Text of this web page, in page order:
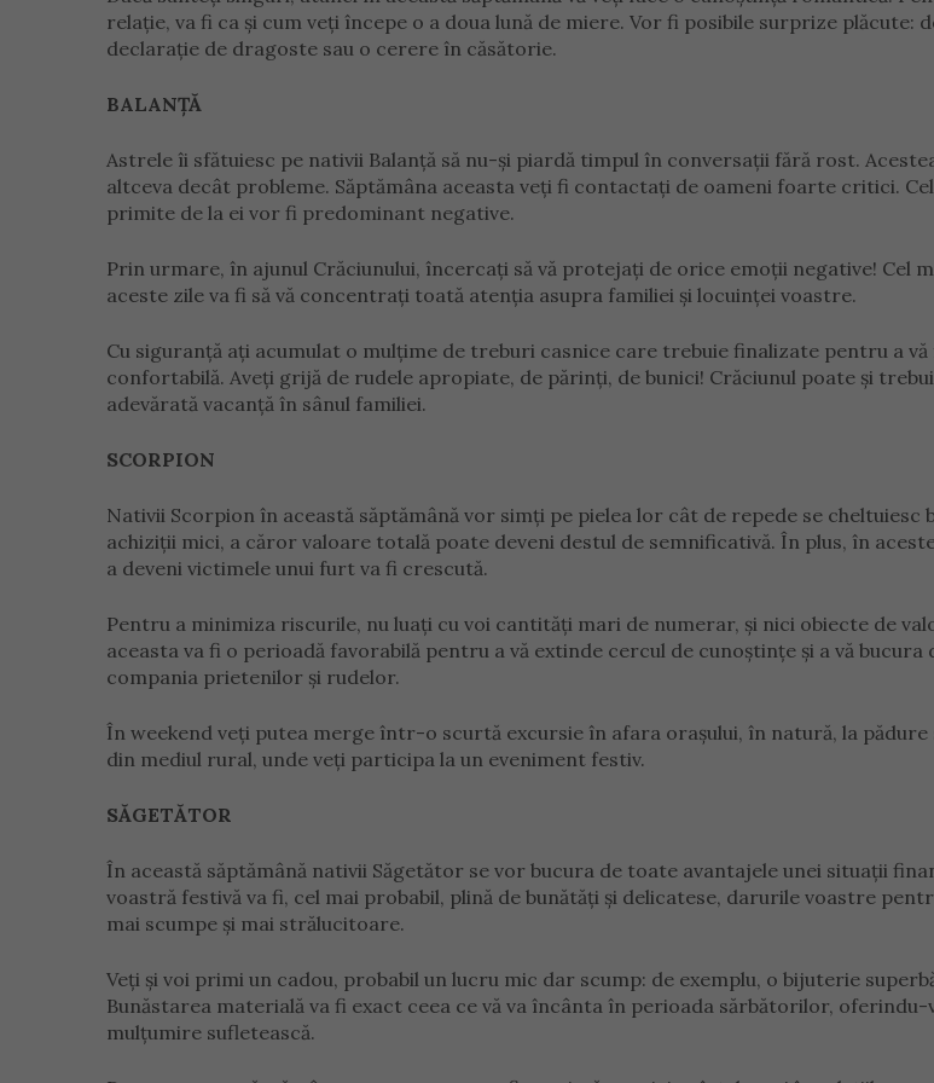
relație, va fi ca și cum veți începe o a doua lună de miere. Vor fi posibile surprize plăcute:
declarație de dragoste sau o cerere în căsătorie.
BALANȚĂ
Astrele îi sfătuiesc pe nativii Balanță să nu-și piardă timpul în conversații fără rost.
altceva decât probleme. Săptămâna aceasta veți fi contactați de oameni foarte critici.
primite de la ei vor fi predominant negative.
Prin urmare, în ajunul Crăciunului, încercați să vă protejați de orice emoții negative! Cel
aceste zile va fi să vă concentrați toată atenția asupra familiei și locuinței voastre.
Cu siguranță ați acumulat o mulțime de treburi casnice care trebuie finalizate pentru a
confortabilă. Aveți grijă de rudele apropiate, de părinți, de bunici! Crăciunul poate și
adevărată vacanță în sânul familiei.
SCORPION
Nativii Scorpion în această săptămână vor simți pe pielea lor cât de repede se cheltuiesc
achiziții mici, a căror valoare totală poate deveni destul de semnificativă. În plus, în
a deveni victimele unui furt va fi crescută.
Pentru a minimiza riscurile, nu luați cu voi cantități mari de numerar, și nici obiecte de
aceasta va fi o perioadă favorabilă pentru a vă extinde cercul de cunoștințe și a vă
compania prietenilor și rudelor.
În weekend veți putea merge într-o scurtă excursie în afara orașului, în natură, la
din mediul rural, unde veți participa la un eveniment festiv.
SĂGETĂTOR
În această săptămână nativii Săgetător se vor bucura de toate avantajele unei situații
voastră festivă va fi, cel mai probabil, plină de bunătăți și delicatese, darurile voastre
mai scumpe și mai strălucitoare.
Veți și voi primi un cadou, probabil un lucru mic dar scump: de exemplu, o bijuterie
Bunăstarea materială va fi exact ceea ce vă va încânta în perioada sărbătorilor, oferindu-
mulțumire sufletească.